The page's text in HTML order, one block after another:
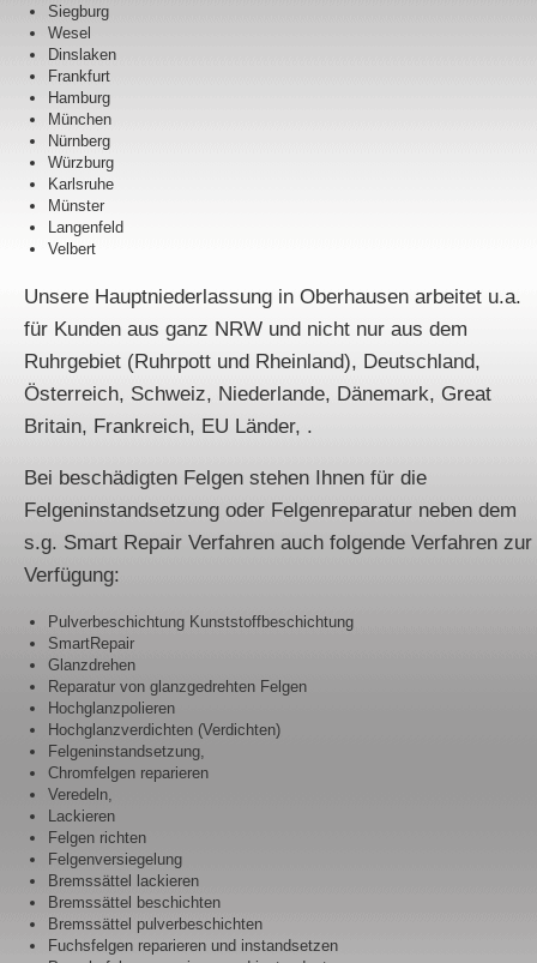
Siegburg
Wesel
Dinslaken
Frankfurt
Hamburg
München
Nürnberg
Würzburg
Karlsruhe
Münster
Langenfeld
Velbert
Unsere Hauptniederlassung in Oberhausen arbeitet u.a.
für Kunden aus ganz NRW und nicht nur aus dem
Ruhrgebiet (Ruhrpott und Rheinland), Deutschland,
Österreich, Schweiz, Niederlande, Dänemark, Great
Britain, Frankreich, EU Länder, .
Bei beschädigten Felgen stehen Ihnen für die
Felgeninstandsetzung oder Felgenreparatur neben dem
s.g. Smart Repair Verfahren auch folgende Verfahren zur
Verfügung:
Pulverbeschichtung Kunststoffbeschichtung
SmartRepair
Glanzdrehen
Reparatur von glanzgedrehten Felgen
Hochglanzpolieren
Hochglanzverdichten (Verdichten)
Felgeninstandsetzung,
Chromfelgen reparieren
Veredeln,
Lackieren
Felgen richten
Felgenversiegelung
Bremssättel lackieren
Bremssättel beschichten
Bremssättel pulverbeschichten
Fuchsfelgen reparieren und instandsetzen